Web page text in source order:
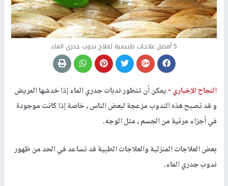
5 أفضل علاجات طبيعية لعلاج ندوب جدري الماء
النجاح الإخباري -يمكن أن تتطور ندبات جدري الماء إذا خدشها المريض
و قد تصبح هذه الندوب مزعجة لبعض الناس ، خاصة إذا كانت موجودة
في أجزاء مرئية من الجسم ، مثل الوجه.
بعض العلاجات المنزلية والعلاجات الطبية قد تساعد في الحد من ظهور
ندوب جدري الماء.